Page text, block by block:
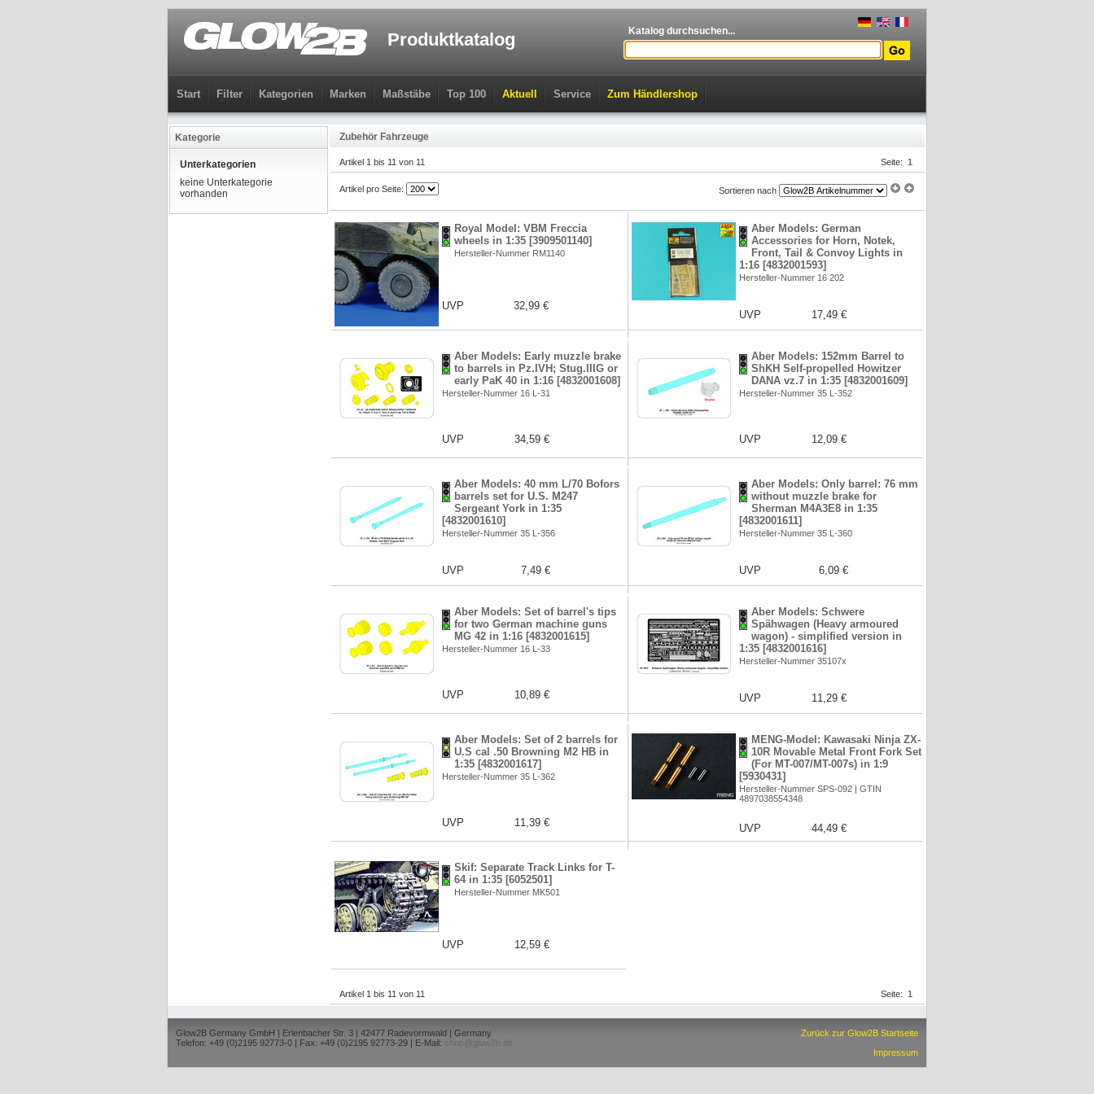
Produktkatalog Katalog durchsuchen...
Start Filter Kategorien Marken Maßstäbe Top 100 Aktuell Service Zum Händlershop
Kategorie
Unterkategorien
keine Unterkategorie
vorhanden
Zubehör Fahrzeuge
Seite: 1
Artikel 1 bis 11 von 11
Sortieren nach
Artikel pro Seite:
Royal Model: VBM Freccia
wheels in 1:35 [3909501140]
Hersteller-Nummer RM1140
UVP 32,99 €
Aber Models: German
Accessories for Horn, Notek,
Front, Tail & Convoy Lights in
1:16 [4832001593]
Hersteller-Nummer 16 202
UVP 17,49 €
Aber Models: Early muzzle brake
to barrels in Pz.IVH; Stug.IIIG or
early PaK 40 in 1:16 [4832001608]
Hersteller-Nummer 16 L-31
UVP 34,59 €
Aber Models: 152mm Barrel to
ShKH Self-propelled Howitzer
DANA vz.7 in 1:35 [4832001609]
Hersteller-Nummer 35 L-352
UVP 12,09 €
Aber Models: 40 mm L/70 Bofors
barrels set for U.S. M247
Sergeant York in 1:35
[4832001610]
Hersteller-Nummer 35 L-356
UVP 7,49 €
Aber Models: Only barrel: 76 mm
without muzzle brake for
Sherman M4A3E8 in 1:35
[4832001611]
Hersteller-Nummer 35 L-360
UVP 6,09 €
Aber Models: Set of barrel's tips
for two German machine guns
MG 42 in 1:16 [4832001615]
Hersteller-Nummer 16 L-33
UVP 10,89 €
Aber Models: Schwere
Spähwagen (Heavy armoured
wagon) - simplified version in
1:35 [4832001616]
Hersteller-Nummer 35107x
UVP 11,29 €
Aber Models: Set of 2 barrels for
U.S cal .50 Browning M2 HB in
1:35 [4832001617]
Hersteller-Nummer 35 L-362
UVP 11,39 €
MENG-Model: Kawasaki Ninja ZX-
10R Movable Metal Front Fork Set
(For MT-007/MT-007s) in 1:9
[5930431]
Hersteller-Nummer SPS-092 | GTIN
4897038554348
UVP 44,49 €
Skif: Separate Track Links for T-
64 in 1:35 [6052501]
Hersteller-Nummer MK501
UVP 12,59 €
Seite: 1
Artikel 1 bis 11 von 11
Glow2B Germany GmbH | Erlenbacher Str. 3 | 42477 Radevormwald | Germany
Telefon: +49 (0)2195 92773-0 | Fax: +49 (0)2195 92773-29 | E-Mail:
shop@glow2b.de
Zurück zur Glow2B Startseite
Impressum